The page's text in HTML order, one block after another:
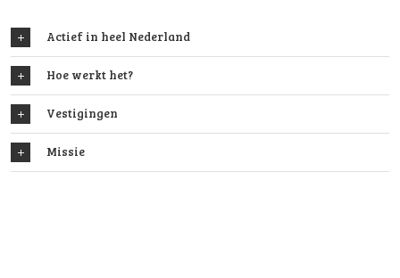
Actief in heel Nederland
Hoe werkt het?
Vestigingen
Missie